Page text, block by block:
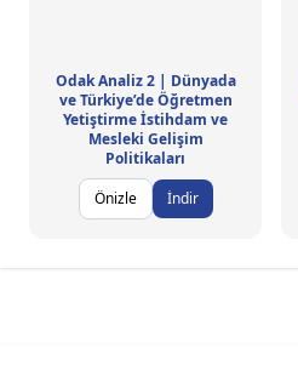
Odak Analiz 2 | Dünyada
ve Türkiye’de Öğretmen
Yetiştirme İstihdam ve
Mesleki Gelişim
Politikaları
Önizle
İndir